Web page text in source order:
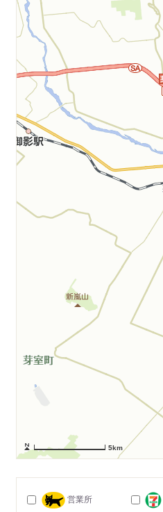
5km
営業所